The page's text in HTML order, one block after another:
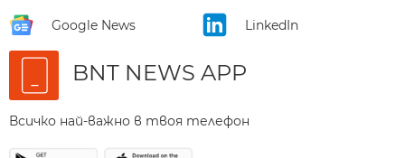
Google News LinkedIn
BNT NEWS APP
Всичко най-важно в твоя телефон